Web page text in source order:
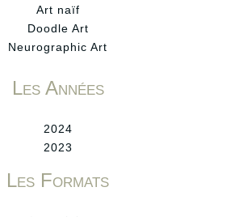
Art naïf
Doodle Art
Neurographic Art
Les Années
2024
2023
Les Formats